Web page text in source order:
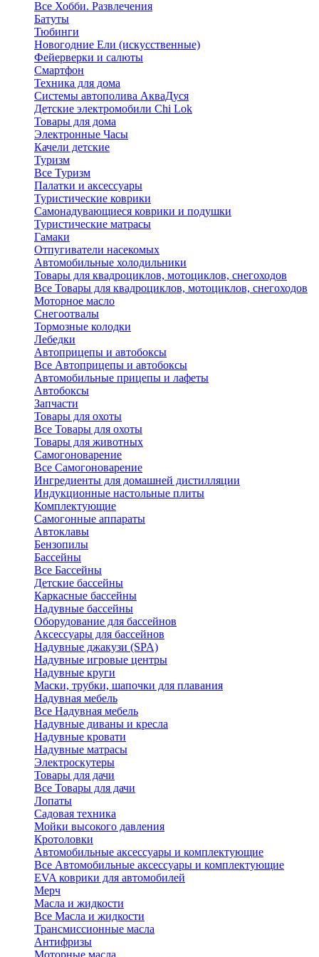
Все Хобби. Развлечения
Батуты
Тюбинги
Новогодние Ели (искусственные)
Фейерверки и салюты
Смартфон
Техника для дома
Системы автополива АкваДуся
Детские электромобили Chi Lok
Товары для дома
Электронные Часы
Качели детские
Туризм
Все Туризм
Палатки и аксессуары
Туристические коврики
Самонадувающиеся коврики и подушки
Туристические матрасы
Гамаки
Отпугиватели насекомых
Автомобильные холодильники
Товары для квадроциклов, мотоциклов, снегоходов
Все Товары для квадроциклов, мотоциклов, снегоходов
Моторное масло
Снегоотвалы
Тормозные колодки
Лебедки
Автоприцепы и автобоксы
Все Автоприцепы и автобоксы
Автомобильные прицепы и лафеты
Автобоксы
Запчасти
Товары для охоты
Все Товары для охоты
Товары для животных
Самогоноварение
Все Самогоноварение
Ингредиенты для домашней дистилляции
Индукционные настольные плиты
Комплектующие
Самогонные аппараты
Автоклавы
Бензопилы
Бассейны
Все Бассейны
Детские бассейны
Каркасные бассейны
Надувные бассейны
Оборудование для бассейнов
Аксессуары для бассейнов
Надувные джакузи (SPA)
Надувные игровые центры
Надувные круги
Маски, трубки, шапочки для плавания
Надувная мебель
Все Надувная мебель
Надувные диваны и кресла
Надувные кровати
Надувные матрасы
Электроскутеры
Товары для дачи
Все Товары для дачи
Лопаты
Садовая техника
Мойки высокого давления
Кротоловки
Автомобильные аксессуары и комплектующие
Все Автомобильные аксессуары и комплектующие
EVA коврики для автомобилей
Мерч
Масла и жидкости
Все Масла и жидкости
Трансмиссионные масла
Антифризы
Моторные масла